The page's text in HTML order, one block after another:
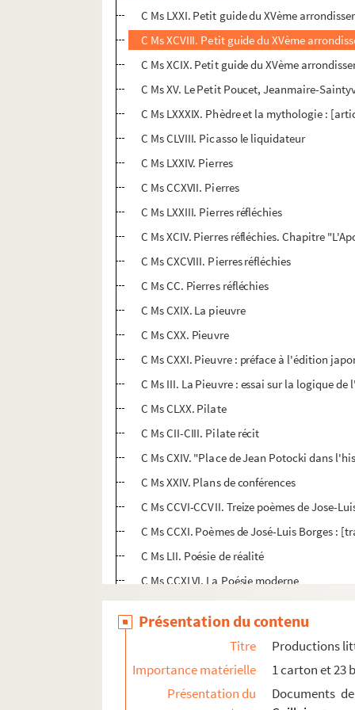
C Ms LXXI. Petit guide du XVème
C Ms XCVIII. Petit guide du XVème
C Ms XCIX. Petit guide du XVème
C Ms XV. Le Petit Poucet, Jeanmaire-
C Ms LXXXIX. Phèdre et la mythologie :
C Ms CLVIII. Picasso le liquidateur
C Ms LXXIV. Pierres
C Ms CCXVII. Pierres
C Ms LXXIII. Pierres réfléchies
C Ms XCIV. Pierres réfléchies. Chapitre
C Ms CXCVIII. Pierres réfléchies
C Ms CC. Pierres réfléchies
C Ms CXIX. La pieuvre
C Ms CXX. Pieuvre
C Ms CXXI. Pieuvre : préface à l'édition
C Ms III. La Pieuvre : essai sur la logique
C Ms CLXX. Pilate
C Ms CII-CIII. Pilate récit
C Ms CXIV. "Place de Jean Potocki dans
C Ms XXIV. Plans de conférences
C Ms CCVI-CCVII. Treize poèmes de Jose-
C Ms CCXI. Poèmes de José-Luis Borges :
C Ms LII. Poésie de réalité
C Ms CCXLVI. La Poésie moderne
C Ms LIII. Poète anonyme et isolé
C Ms LV. Poétique de Saint-John Perse
C Ms CCXLIV. Poétique généralisée
C Ms C. Ponce Pilate
C Ms CI. Ponce Pilate
Présentation du contenu
Titre
Productions
Importance matérielle
1 carton et 23
Présentation du
Documents